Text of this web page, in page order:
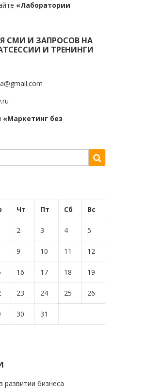
«Лаборатории
СМИ И ЗАПРОСОВ НА
И ТРЕНИНГИ
без
Чт Пт Сб Вс
2 3 4 5
9 10 11 12
16 17 18 19
23 24 25 26
30 31
развитии бизнеса